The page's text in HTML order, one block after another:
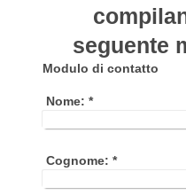
seguente
Modulo di contatto
Nome: *
Cognome: *